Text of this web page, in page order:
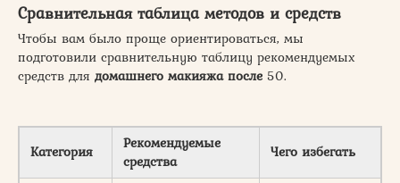
Сравнительная таблица методов и средств
Чтобы вам было проще ориентироваться, мы
подготовили сравнительную таблицу рекомендуемых
средств для домашнего макияжа после 50.
Категория
Рекомендуемые
средства
Чего избегать